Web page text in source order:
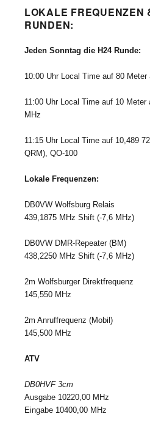
LOKALE FREQUENZEN
RUNDEN:
Jeden Sonntag die H24 Runde:
10:00 Uhr Local Time auf 80 Meter
11:00 Uhr Local Time auf 10 Meter
MHz
11:15 Uhr Local Time auf 10,489
QRM), QO-100
Lokale Frequenzen:
DB0VW Wolfsburg Relais
439,1875 MHz Shift (-7,6 MHz)
DB0VW DMR-Repeater (BM)
438,2250 MHz Shift (-7,6 MHz)
2m Wolfsburger Direktfrequenz
145,550 MHz
2m Anruffrequenz (Mobil)
145,500 MHz
ATV
DB0HVF 3cm
Ausgabe 10220,00 MHz
Eingabe 10400,00 MHz